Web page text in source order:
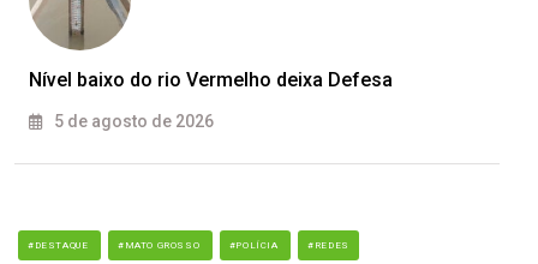
Nível baixo do rio Vermelho deixa Defesa
5 de agosto de 2026
#DESTAQUE #MATO GROSSO #POLÍCIA #REDES